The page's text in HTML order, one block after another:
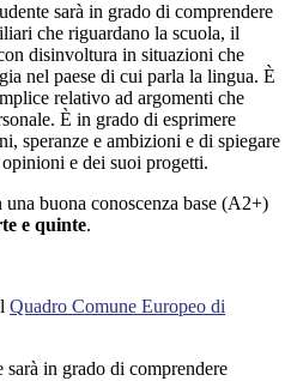
sarà in grado di comprendere
che riguardano la scuola, il
disinvoltura in situazioni che
nel paese di cui parla la lingua. È
relativo ad argomenti che
È in grado di esprimere
speranze e ambizioni e di spiegare
e dei suoi progetti.
buona conoscenza base (A2+)
e quinte.
Quadro Comune Europeo di
in grado di comprendere